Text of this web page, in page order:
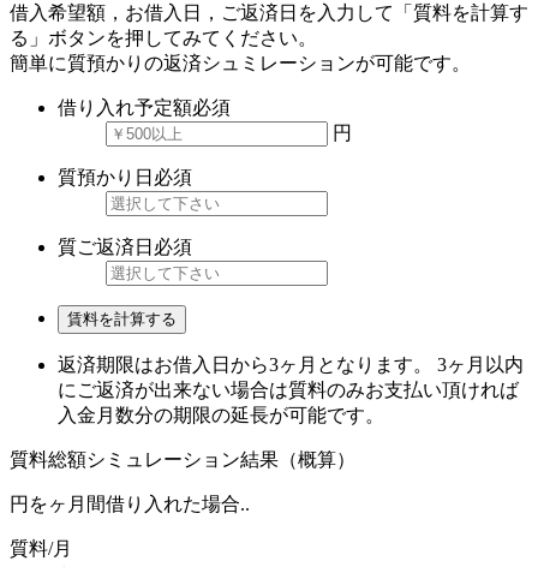
借入希望額，お借入日，ご返済日を入力して「質料を計算す
る」ボタンを押してみてください。
簡単に質預かりの返済シュミレーションが可能です。
借り入れ予定額必須
円
質預かり日 必須
質ご返済日 必須
賃料を計算する
返済期限はお借入日から3ヶ月となります。 3ヶ月以内
にご返済が出来ない場合は質料のみお支払い頂ければ
入金月数分の期限の延長が可能です。
質料総額シミュレーション結果（概算）
円をヶ月間借り入れた場合..
質料/月